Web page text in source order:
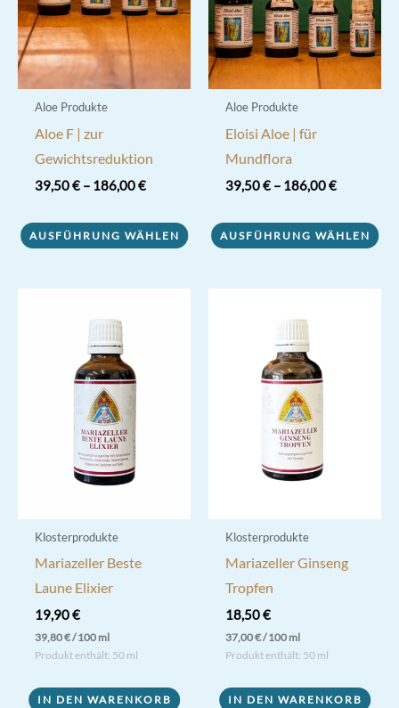
Aloe Produkte
Aloe F | zur
Gewichtsreduktion
39,50€– 186,00€
AUSFÜHRUNG WÄHLEN
Produkt
mehrere
Optionen
Produktseite
werden
Aloe Produkte
Eloisi Aloe | für
Mundflora
39,50€– 186,00€
AUSFÜHRUNG WÄHLEN
Produkt
mehrere
Optionen
Produktseite
werden
Klosterprodukte
Mariazeller Beste
Laune Elixier
19,90€
39,80€/100 ml
Produkt enthält: 50 ml
IN DEN WARENKORB
Klosterprodukte
Mariazeller Ginseng
Tropfen
18,50€
37,00€/100 ml
Produkt enthält: 50 ml
IN DEN WARENKORB